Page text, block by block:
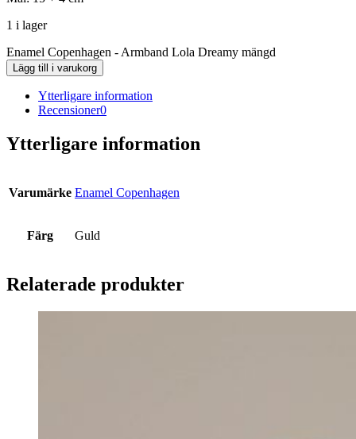
1 i lager
Enamel Copenhagen - Armband Lola Dreamy mängd
Lägg till i varukorg
Ytterligare information
Recensioner0
Ytterligare information
Varumärke Enamel Copenhagen
Färg Guld
Relaterade produkter